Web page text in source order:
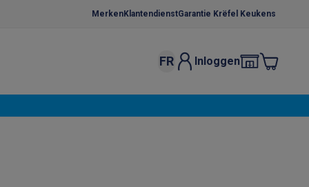
MerkenKlantendienstGarantie Krëfel Keukens
FR Inloggen